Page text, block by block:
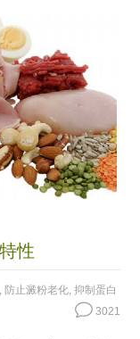
性
, 防止澱粉老化, 抑制蛋白
3021